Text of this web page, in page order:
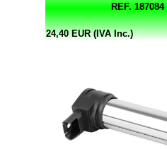
REF. 187084
24,40 EUR (IVA Inc.)